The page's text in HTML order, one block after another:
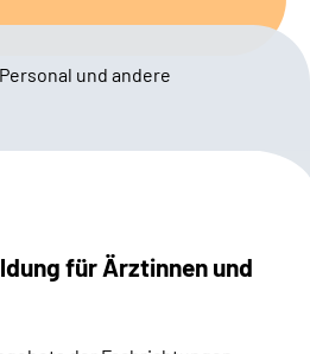
und andere
für Ärztinnen und